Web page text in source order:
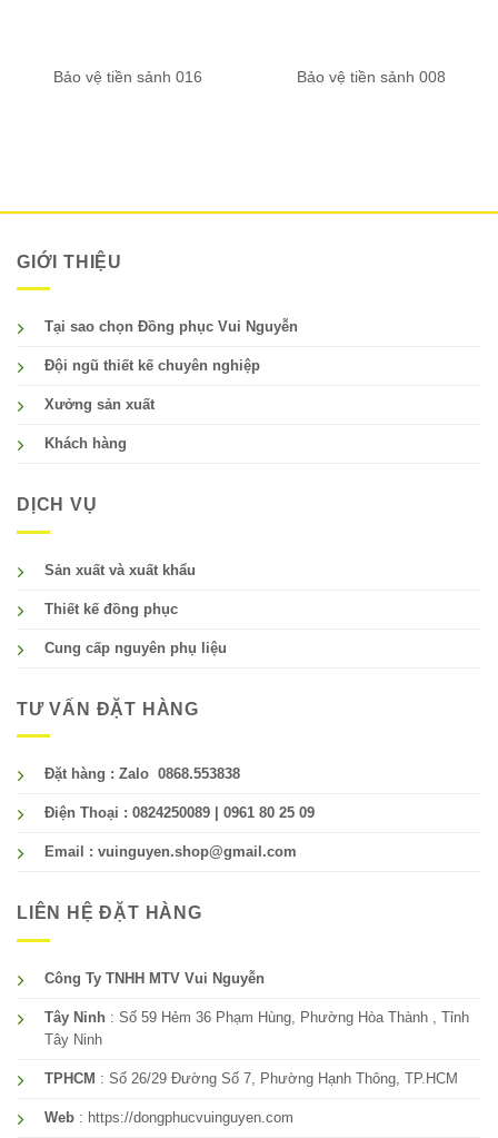
Bảo vệ tiền sảnh 016 Bảo vệ tiền sảnh 008
GIỚI THIỆU
Tại sao chọn Đồng phục Vui Nguyễn
Đội ngũ thiết kế chuyên nghiệp
Xưởng sản xuất
Khách hàng
DỊCH VỤ
Sản xuất và xuất khẩu
Thiết kế đồng phục
Cung cấp nguyên phụ liệu
TƯ VẤN ĐẶT HÀNG
Đặt hàng : Zalo 0868.553838
Điện Thoại : 0824250089 | 0961 80 25 09
Email : vuinguyen.shop@gmail.com
LIÊN HỆ ĐẶT HÀNG
Công Ty TNHH MTV Vui Nguyễn
Tây Ninh : Số 59 Hẻm 36 Phạm Hùng, Phường Hòa Thành , Tỉnh
Tây Ninh
TPHCM : Số 26/29 Đường Số 7, Phường Hạnh Thông, TP.HCM
Web : https://dongphucvuinguyen.com